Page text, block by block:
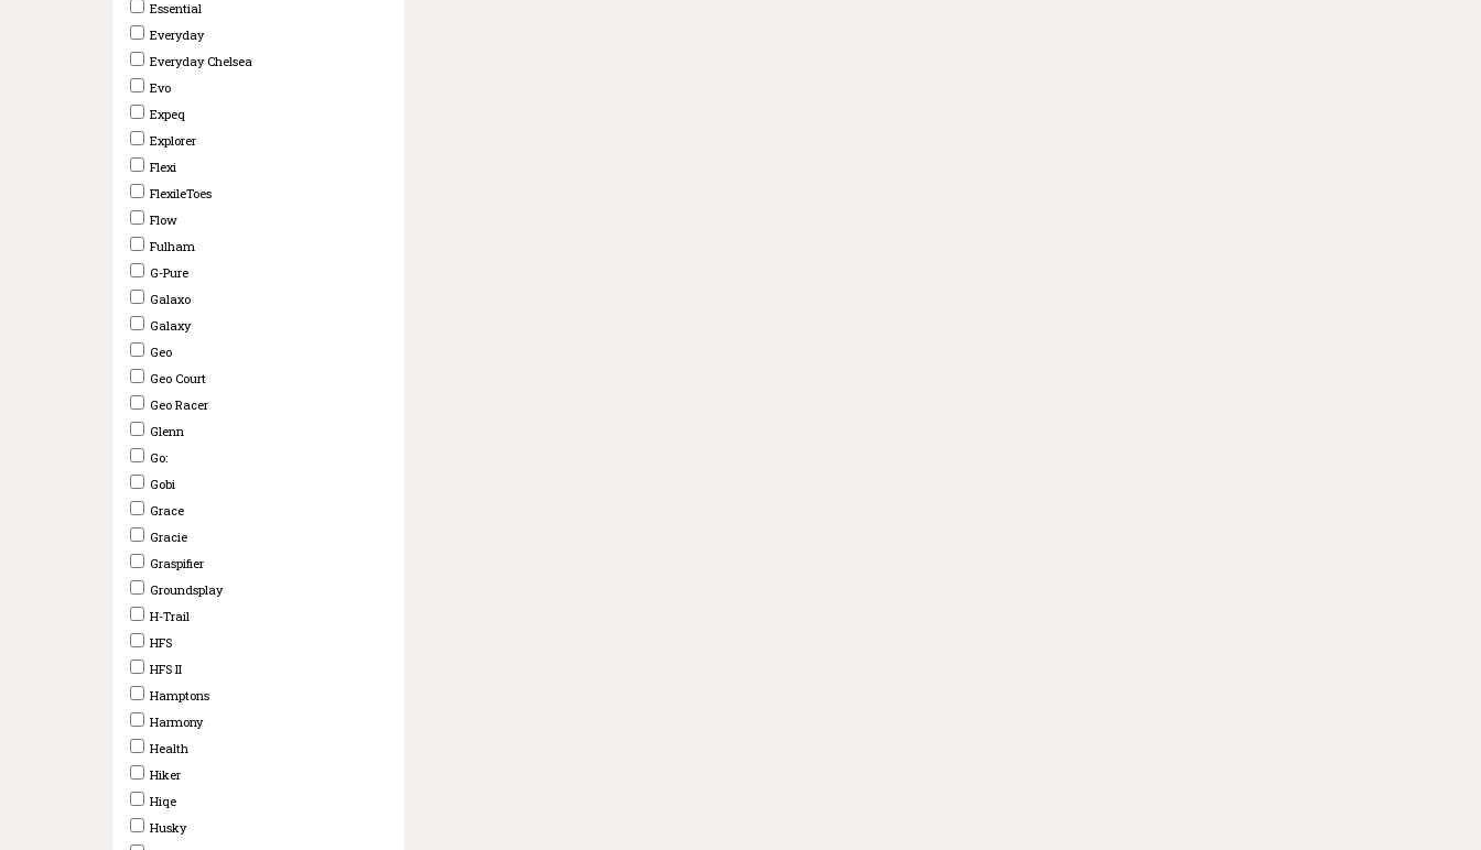
Essential
Everyday
Everyday Chelsea
Evo
Expeq
Explorer
Flexi
FlexileToes
Flow
Fulham
G-Pure
Galaxo
Galaxy
Geo
Geo Court
Geo Racer
Glenn
Go:
Gobi
Grace
Gracie
Graspifier
Groundsplay
H-Trail
HFS
HFS II
Hamptons
Harmony
Health
Hiker
Hiqe
Husky